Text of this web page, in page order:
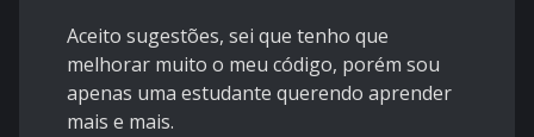
Aceito sugestões, sei que tenho que
melhorar muito o meu código, porém sou
apenas uma estudante querendo aprender
mais e mais.